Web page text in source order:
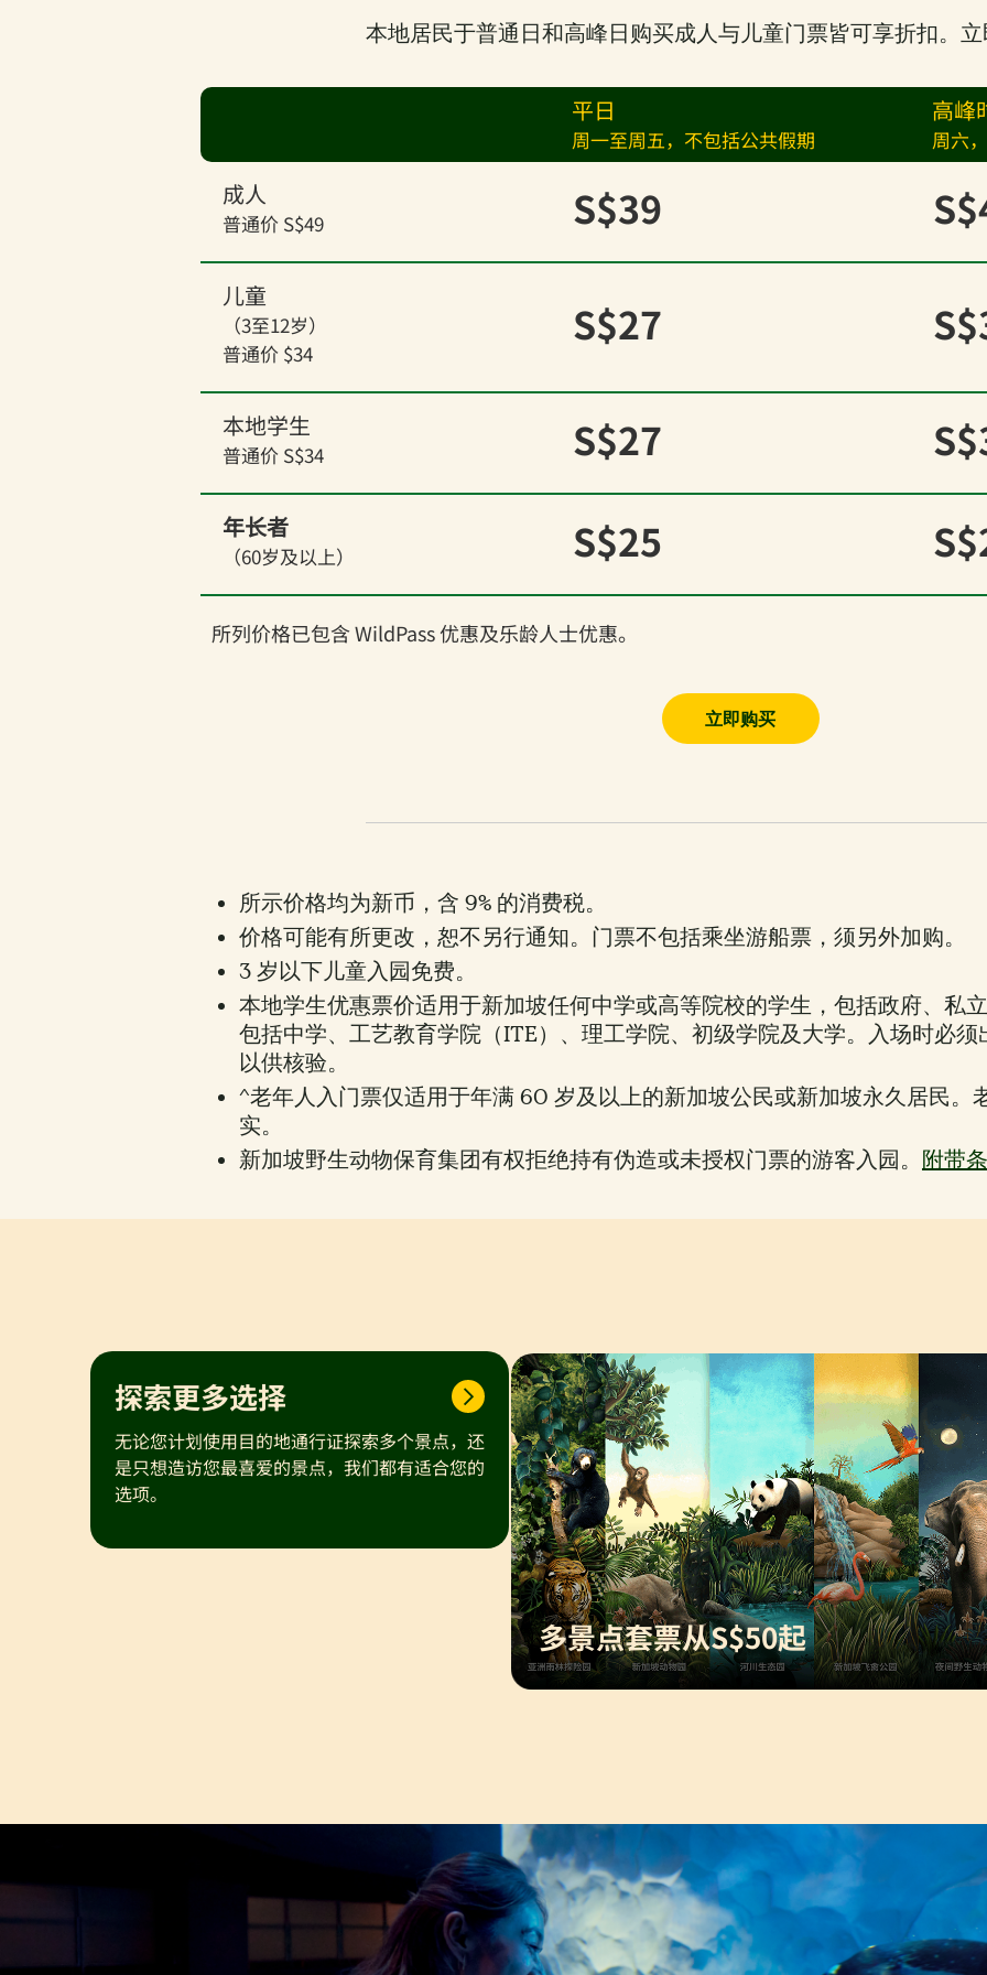
本地居民于普通日和高峰日购买成人与儿童门票皆可享折扣。
平日
周一至周五，不包括公共假期
高峰
周六
成人
普通价 S$49 S$39
儿童
（3至12岁）
普通价 $34
S$27
本地学生
普通价 S$34 S$27
年长者
（60岁及以上） S$25
所列价格已包含 WildPass 优惠及乐龄人士优惠。
立即购买
所示价格均为新币，含 9% 的消费税。
价格可能有所更改，恕不另行通知。门票不包括乘坐游船票，须另外加购。
3 岁以下儿童入园免费。
本地学生优惠票价适用于新加坡任何中学或高等院校的学生，包括政府、私
包括中学、工艺教育学院（ITE）、理工学院、初级学院及大学。入场时必
以供核验。
^老年人入门票仅适用于年满 60 岁及以上的新加坡公民或新加坡永久居民。
实。
新加坡野生动物保育集团有权拒绝持有伪造或未授权门票的游客入园。 附带
探索更多选择
无论您计划使用目的地通行证探索多个景点，还
是只想造访您最喜爱的景点，我们都有适合您的
选项。
查看其他景点
多景点套票从S$50起